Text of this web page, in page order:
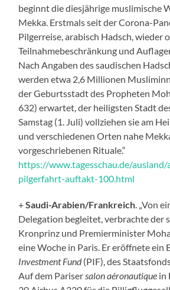
beginnt die diesjährige muslimische
Mekka. Erstmals seit der Corona-
Pilgerreise, arabisch Hadsch, wieder
Teilnahmebeschränkung und
Nach Angaben des saudischen
werden etwa 2,6 Millionen
der Geburtsstadt des Propheten
632) erwartet, der heiligsten Stadt
Samstag (1. Juli) vollziehen sie am
und verschiedenen Orten nahe
vorgeschriebenen Rituale.“
https://www.tagesschau.de/
pilgerfahrt-auftakt-100.html
+Saudi-Arabien/Frankreich . „Von
Delegation begleitet, verbrachte der
Kronprinz und Premierminister
eine Woche in Paris. Er eröffnete ein
Investment Fund(PIF), des
Auf dem Pariser salon aéronautique in